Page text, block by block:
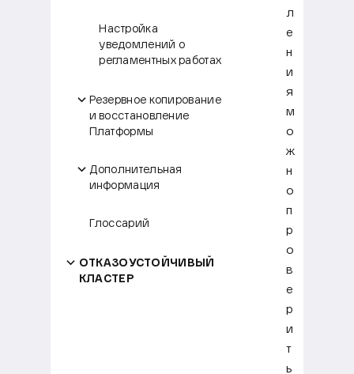
Настройка
уведомлений о
регламентных работах
Резервное копирование
и восстановление
Платформы
Дополнительная
информация
Глоссарий
ОТКАЗОУСТОЙЧИВЫЙ
КЛАСТЕР
л
е
н
и
я
м
о
ж
н
о
п
р
о
в
е
р
и
т
ь